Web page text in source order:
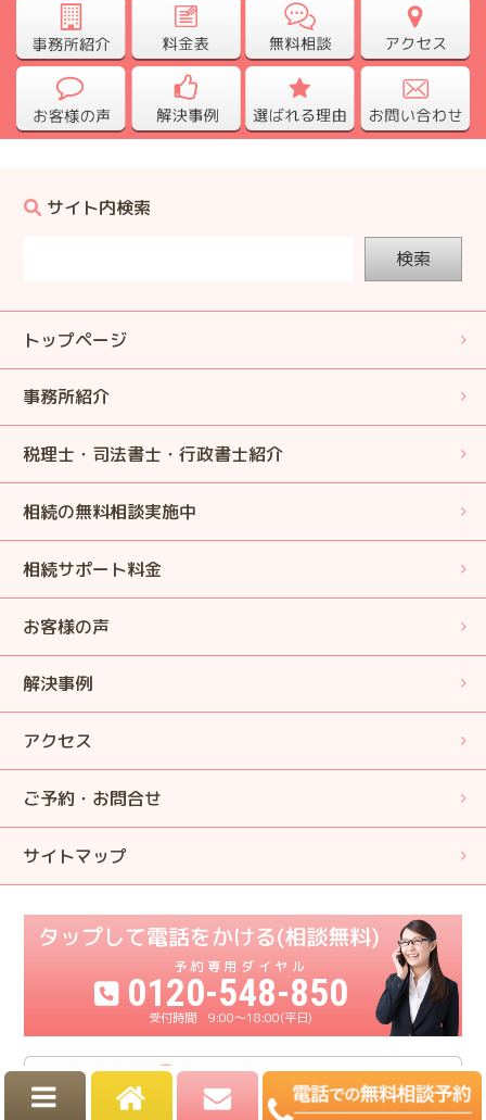
サイト内検索
検索
トップページ
事務所紹介
税理士・司法書士・行政書士紹介
相続の無料相談実施中
相続サポート料金
お客様の声
解決事例
アクセス
ご予約・お問合せ
サイトマップ
0120-548-850
9:00〜18:00(平日)